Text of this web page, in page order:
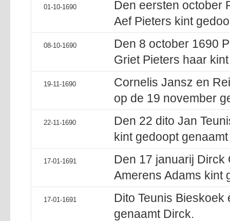
01-10-1690
Den eersten october
Aef Pieters kint
08-10-1690
Den 8 october 1690
Griet Pieters haar
19-11-1690
Cornelis Jansz en
op de 19 november
22-11-1690
Den 22 dito Jan
kint gedoopt
17-01-1691
Den 17 januarij
Amerens Adams kint
17-01-1691
Dito Teunis
genaamt Dirck.